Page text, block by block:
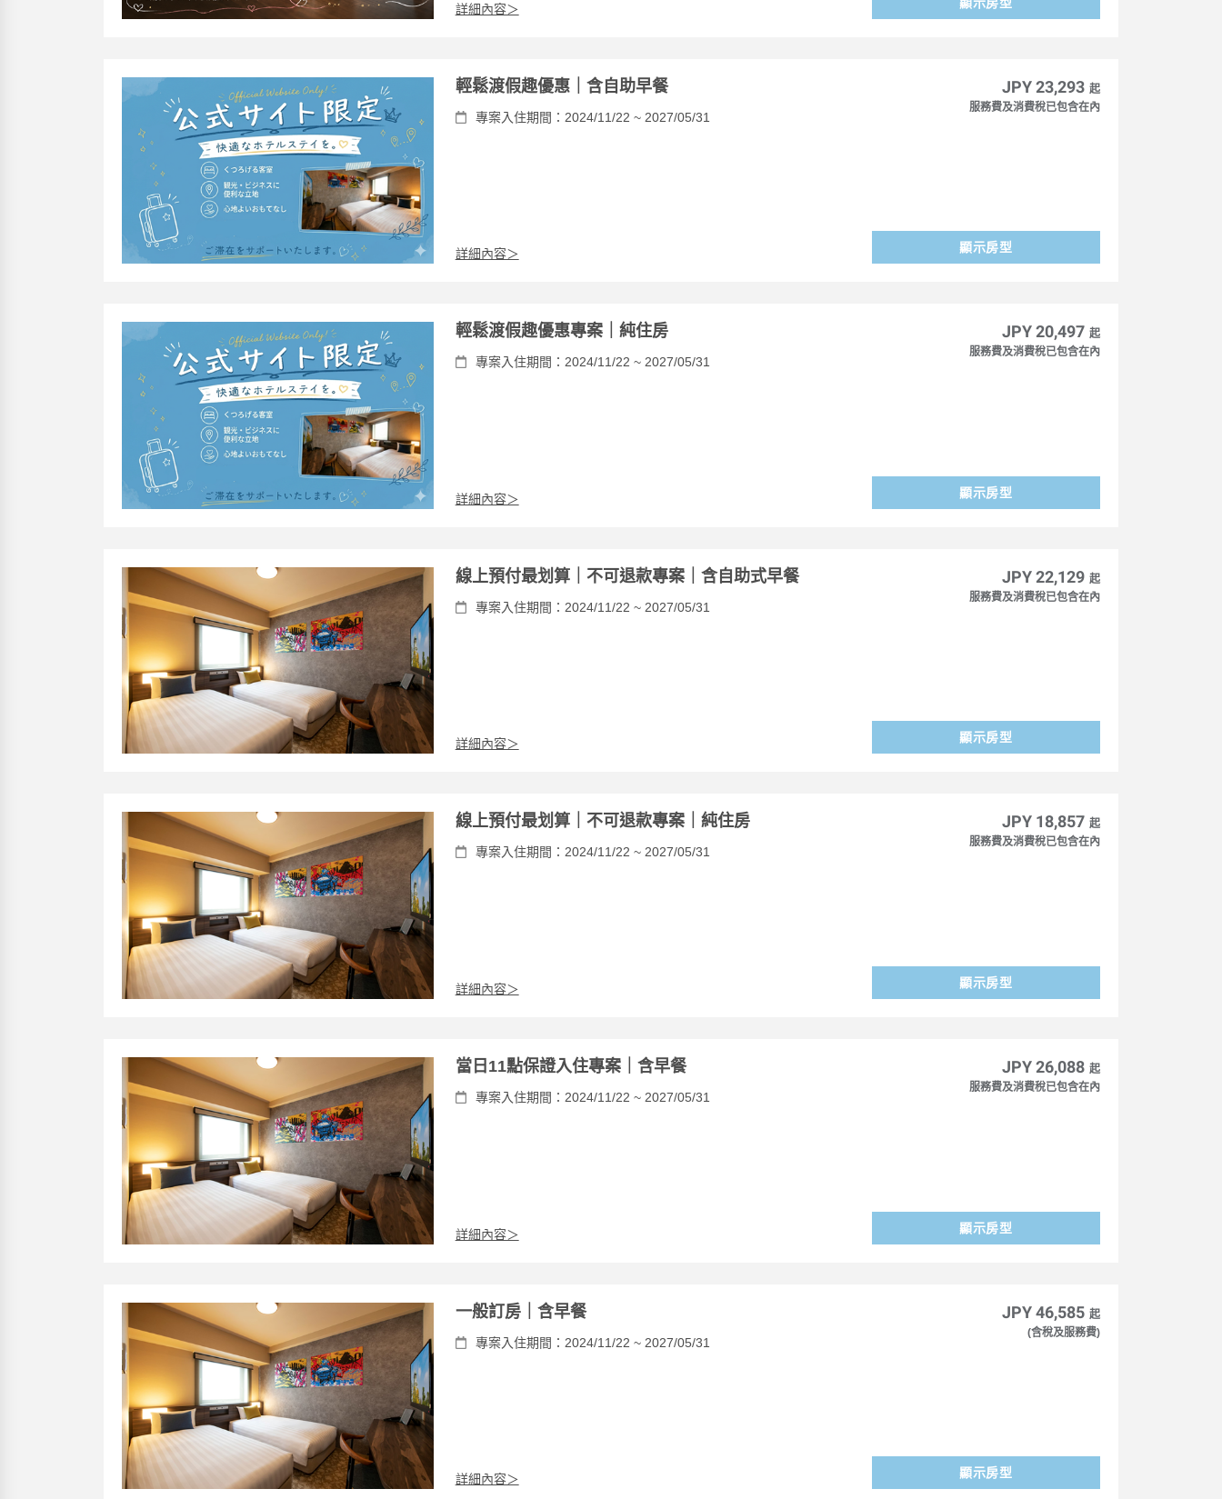
詳細內容＞
輕鬆渡假趣優惠｜含自助早餐
專案入住期間：2024/11/22 ~ 2027/05/31
詳細內容＞
JPY 23,293 起
服務費及消費稅已包含在內
顯示房型
輕鬆渡假趣優惠專案｜純住房
專案入住期間：2024/11/22 ~ 2027/05/31
詳細內容＞
JPY 20,497 起
服務費及消費稅已包含在內
顯示房型
線上預付最划算｜不可退款專案｜含自助式早餐
專案入住期間：2024/11/22 ~ 2027/05/31
詳細內容＞
JPY 22,129 起
服務費及消費稅已包含在內
顯示房型
線上預付最划算｜不可退款專案｜純住房
專案入住期間：2024/11/22 ~ 2027/05/31
詳細內容＞
JPY 18,857 起
服務費及消費稅已包含在內
顯示房型
當日11點保證入住專案｜含早餐
專案入住期間：2024/11/22 ~ 2027/05/31
詳細內容＞
JPY 26,088 起
服務費及消費稅已包含在內
顯示房型
一般訂房｜含早餐
專案入住期間：2024/11/22 ~ 2027/05/31
詳細內容＞
JPY 46,585 起
(含稅及服務費)
顯示房型